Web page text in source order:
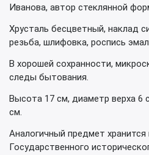
Иванова, автор стеклянной
Хрусталь бесцветный, наклад
резьба, шлифовка, роспись
В хорошей сохранности,
следы бытования.
Высота 17 см, диаметр верха 6
см.
Аналогичный предмет хранится
Государственного